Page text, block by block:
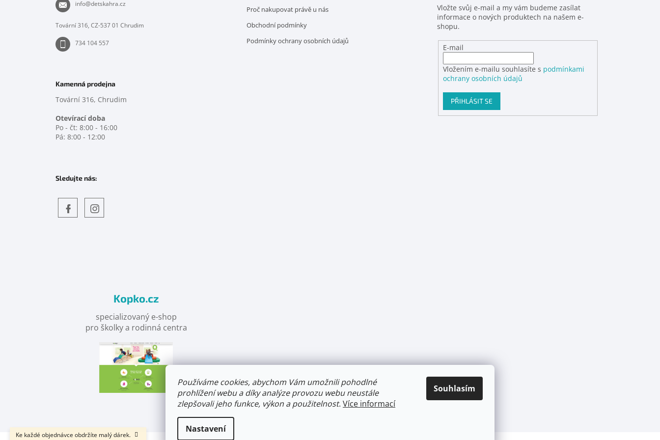
Používáme cookies, abychom Vám umožnili pohodlné
prohlížení webu a díky analýze provozu webu neustále
zlepšovali jeho funkce, výkon a použitelnost. Více informací
Nastavení
Souhlasím
Ke každé objednávce obdržíte malý dárek.
info@detskahra.cz
Tovární 316, CZ-537 01 Chrudim
734 104 557
Kamenná prodejna
Tovární 316, Chrudim
Otevírací doba
Po - čt: 8:00 - 16:00
Pá: 8:00 - 12:00
Sledujte nás:
Proč nakupovat právě u nás
Obchodní podmínky
Podmínky ochrany osobních údajů
Vložte svůj e-mail a my vám budeme zasílat
informace o nových produktech na našem e-
shopu.
E-mail
Vložením e-mailu souhlasíte s podmínkami
ochrany osobních údajů
PŘIHLÁSIT SE
Kopko.cz
specializovaný e-shop
pro školky a rodinná centra